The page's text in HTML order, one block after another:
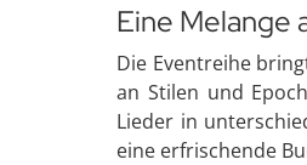
Eine Melange
Die Eventreihe
an Stilen und
Lieder in
eine erfrischende